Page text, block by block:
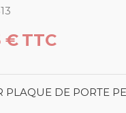
€ TTC
PLAQUE DE PORTE